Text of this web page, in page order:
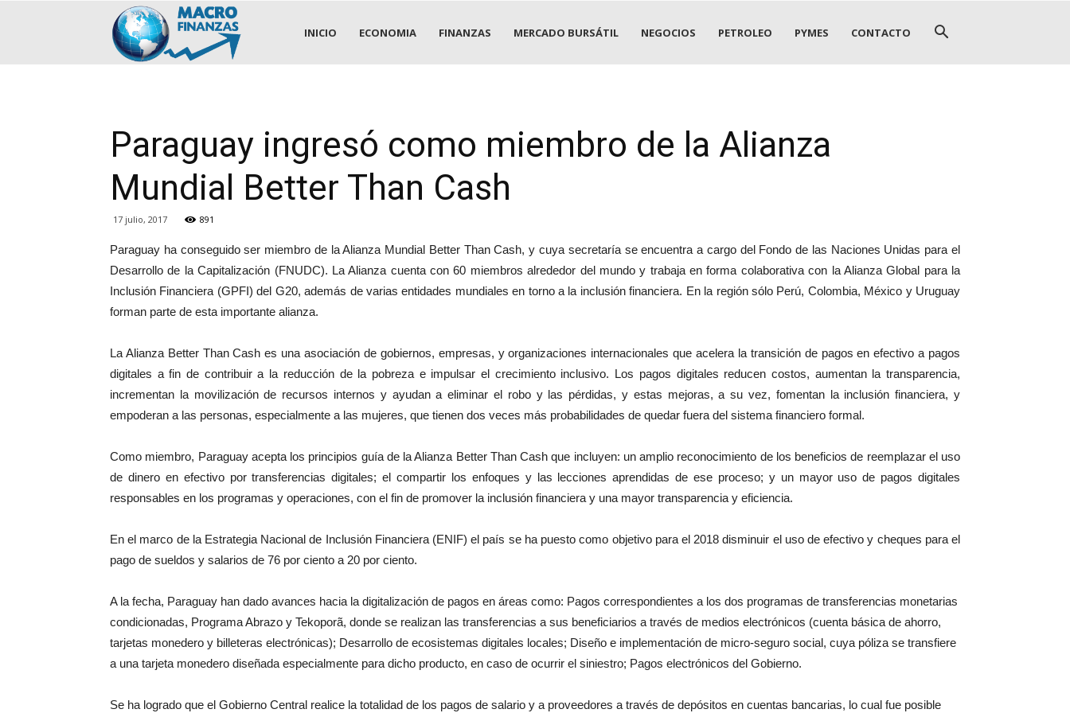
.::MACROFINANZAS::.
INICIO ECONOMIA FINANZAS MERCADO BURSÁTIL NEGOCIOS PETROLEO PYMES CONTACTO
Paraguay ingresó como miembro de la Alianza
Mundial Better Than Cash
17 julio, 2017 891
Paraguay ha conseguido ser miembro de la Alianza Mundial Better Than Cash, y cuya secretaría se encuentra a cargo del Fondo de las Naciones Unidas para el
Desarrollo de la Capitalización (FNUDC). La Alianza cuenta con 60 miembros alrededor del mundo y trabaja en forma colaborativa con la Alianza Global para la
Inclusión Financiera (GPFI) del G20, además de varias entidades mundiales en torno a la inclusión financiera. En la región sólo Perú, Colombia, México y Uruguay
forman parte de esta importante alianza.
La Alianza Better Than Cash es una asociación de gobiernos, empresas, y organizaciones internacionales que acelera la transición de pagos en efectivo a pagos
digitales a fin de contribuir a la reducción de la pobreza e impulsar el crecimiento inclusivo. Los pagos digitales reducen costos, aumentan la transparencia,
incrementan la movilización de recursos internos y ayudan a eliminar el robo y las pérdidas, y estas mejoras, a su vez, fomentan la inclusión financiera, y
empoderan a las personas, especialmente a las mujeres, que tienen dos veces más probabilidades de quedar fuera del sistema financiero formal.
Como miembro, Paraguay acepta los principios guía de la Alianza Better Than Cash que incluyen: un amplio reconocimiento de los beneficios de reemplazar el uso
de dinero en efectivo por transferencias digitales; el compartir los enfoques y las lecciones aprendidas de ese proceso; y un mayor uso de pagos digitales
responsables en los programas y operaciones, con el fin de promover la inclusión financiera y una mayor transparencia y eficiencia.
En el marco de la Estrategia Nacional de Inclusión Financiera (ENIF) el país se ha puesto como objetivo para el 2018 disminuir el uso de efectivo y cheques para el
pago de sueldos y salarios de 76 por ciento a 20 por ciento.
A la fecha, Paraguay han dado avances hacia la digitalización de pagos en áreas como: Pagos correspondientes a los dos programas de transferencias monetarias
condicionadas, Programa Abrazo y Tekoporã, donde se realizan las transferencias a sus beneficiarios a través de medios electrónicos (cuenta básica de ahorro,
tarjetas monedero y billeteras electrónicas); Desarrollo de ecosistemas digitales locales; Diseño e implementación de micro-seguro social, cuya póliza se transfiere
a una tarjeta monedero diseñada especialmente para dicho producto, en caso de ocurrir el siniestro; Pagos electrónicos del Gobierno.
Se ha logrado que el Gobierno Central realice la totalidad de los pagos de salario y a proveedores a través de depósitos en cuentas bancarias, lo cual fue posible